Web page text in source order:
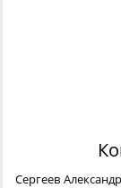
Сергеев